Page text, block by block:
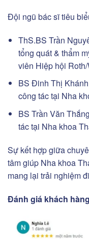
Đội ngũ bác sĩ tiêu
ThS.BS Trần
tổng quát & thẩm
viên Hiệp hội
BS Đinh Thị
công tác tại Nha
BS Trần Văn
tác tại Nha khoa
Sự kết hợp giữa
tâm giúp Nha khoa
mang lại trải nghiệm
Đánh giá khách hàng